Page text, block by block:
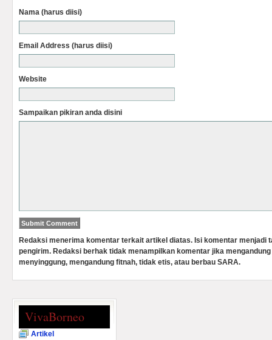
Nama (harus diisi)
Email Address (harus diisi)
Website
Sampaikan pikiran anda disini
Redaksi menerima komentar terkait artikel diatas. Isi komentar menjadi
pengirim. Redaksi berhak tidak menampilkan komentar jika
menyinggung, mengandung fitnah, tidak etis, atau berbau SARA.
VivaBorneo
Artikel